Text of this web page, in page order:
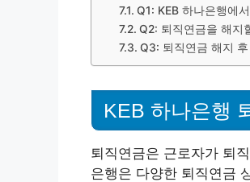
Q1: KEB 하나은행에
Q2: 퇴직연금을 해지
Q3: 퇴직연금 해지
KEB 하나은행
퇴직연금은 근로자가 퇴
은행은 다양한 퇴직연금